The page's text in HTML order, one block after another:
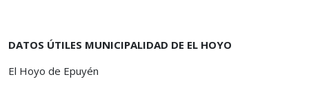
DATOS ÚTILES MUNICIPALIDAD DE EL HOYO
El Hoyo de Epuyén